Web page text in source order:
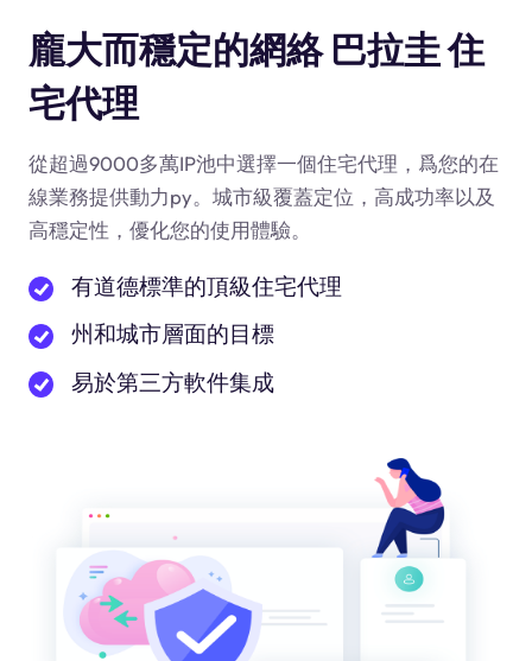
龐大而穩定的網絡 巴拉圭 住
宅代理
從超過9000多萬IP池中選擇一個住宅代理，爲您的在
線業務提供動力py。城市級覆蓋定位，高成功率以及
高穩定性，優化您的使用體驗。
有道德標準的頂級住宅代理
州和城市層面的目標
易於第三方軟件集成